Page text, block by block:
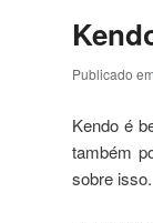
Publicado em
Kendo é
também
sobre isso.